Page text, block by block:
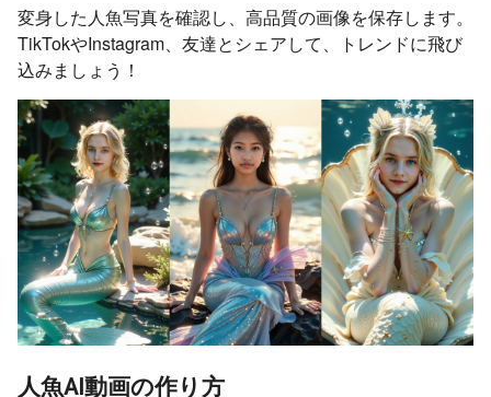
変身した人魚写真を確認し、高品質の画像を保存します。
TikTokやInstagram、友達とシェアして、トレンドに飛び
込みましょう！
人魚AI動画の作り方